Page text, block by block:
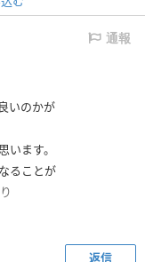
通報
いのかが
ます。
ることが
返信